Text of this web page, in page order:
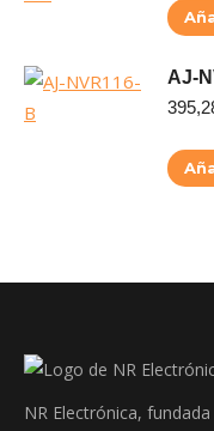
AJ-
NR Electrónica,